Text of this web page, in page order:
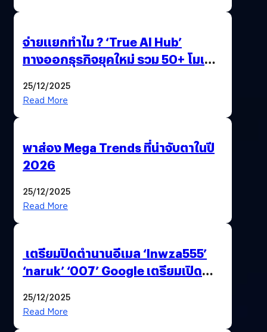
จ่ายแยกทำไม ? ‘True AI Hub’
ทางออกธุรกิจยุคใหม่ รวม 50+ โมเดล
25/12/2025
Read More
พาส่อง Mega Trends ที่น่าจับตาในปี
2026
25/12/2025
Read More
เตรียมปิดตำนานอีเมล ‘lnwza555’
‘naruk’ ‘007’ Google เตรียมเปิด
25/12/2025
Read More